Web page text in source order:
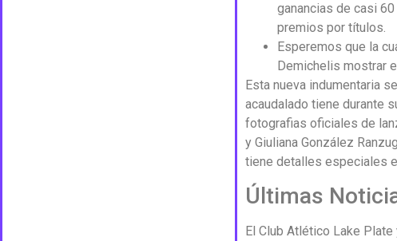
ganancias de casi
premios por títulos.
Esperemos que la
Demichelis mostrar
Esta nueva indumentaria
acaudalado tiene durante
fotografias oficiales de
y Giuliana González
tiene detalles especiales
Últimas
El Club Atlético Lake